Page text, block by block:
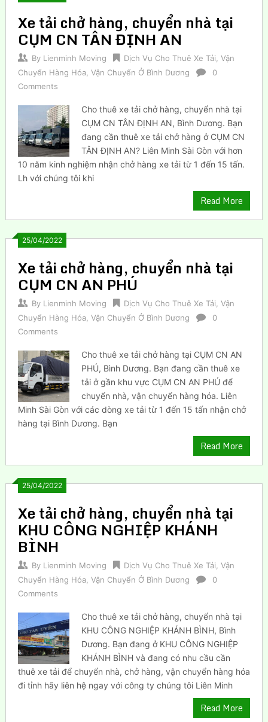
Xe tải chở hàng, chuyển nhà tại
CỤM CN TÂN ĐỊNH AN
By Lienminh Moving Dịch Vụ Cho Thuê Xe Tải Vận
Chuyển Hàng Hóa, Vận Chuyển Ở Bình Dương
0
Comments
Cho thuê xe tải chở hàng, chuyển nhà tại
CỤM CN TÂN ĐỊNH AN, Bình Dương. Bạn
đang cần thuê xe tải chở hàng ở CỤM CN
TÂN ĐỊNH AN? Liên Minh Sài Gòn với hơn
10 năm kinh nghiệm nhận chở hàng xe tải từ 1 đến 15 tấn.
Lh với chúng tôi khi
Read More
25/04/2022
Xe tải chở hàng, chuyển nhà tại
CỤM CN AN PHÚ
By Lienminh Moving Dịch Vụ Cho Thuê Xe Tải Vận
Chuyển Hàng Hóa, Vận Chuyển Ở Bình Dương
0
Comments
Cho thuê xe tải chở hàng tại CỤM CN AN
PHÚ, Bình Dương. Bạn đang cần thuê xe
tải ở gần khu vực CỤM CN AN PHÚ để
chuyển nhà, vận chuyển hàng hóa. Liên
Minh Sài Gòn với các dòng xe tải từ 1 đến 15 tấn nhận chở
hàng tại Bình Dương. Bạn
Read More
25/04/2022
Xe tải chở hàng, chuyển nhà tại
KHU CÔNG NGHIỆP KHÁNH
BÌNH
By Lienminh Moving Dịch Vụ Cho Thuê Xe Tải Vận
Chuyển Hàng Hóa, Vận Chuyển Ở Bình Dương
0
Comments
Cho thuê xe tải chở hàng, chuyển nhà tại
KHU CÔNG NGHIỆP KHÁNH BÌNH, Bình
Dương. Bạn đang ở KHU CÔNG NGHIỆP
KHÁNH BÌNH và đang có nhu cầu cần
thuê xe tải để chuyển nhà, chở hàng, vận chuyển hàng hóa
đi tỉnh hãy liên hệ ngay với công ty chúng tôi Liên Minh
Read More